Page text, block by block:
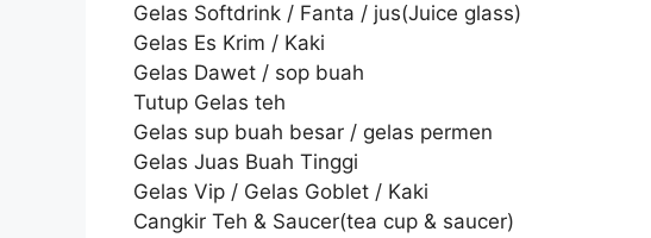
Gelas Softdrink / Fanta / jus(Juice glass)
Gelas Es Krim / Kaki
Gelas Dawet / sop buah
Tutup Gelas teh
Gelas sup buah besar / gelas permen
Gelas Juas Buah Tinggi
Gelas Vip / Gelas Goblet / Kaki
Cangkir Teh & Saucer(tea cup & saucer)